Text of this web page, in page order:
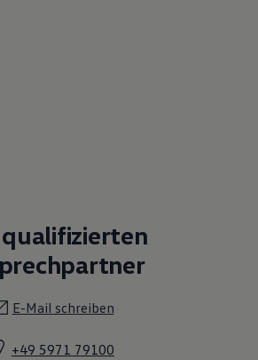
E-Mail schreiben
+49 5971 79100